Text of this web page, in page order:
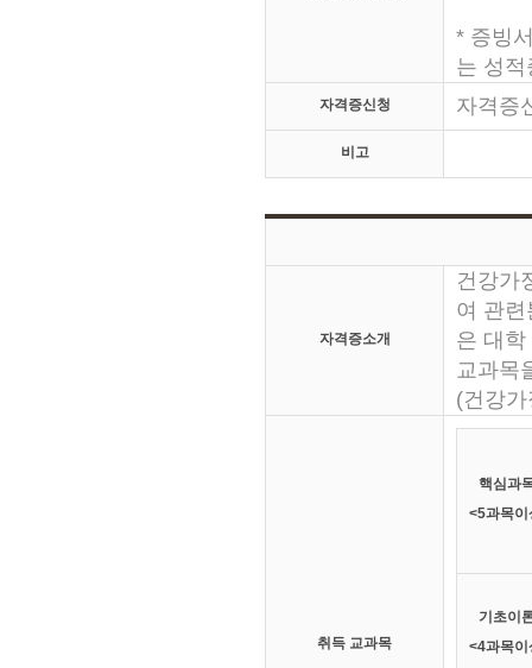
* 증빙
는 성
자격증신청 자격증
비고
자격증소개
건강가
여 관
은 대학
교과목
(건강
취득 교과목
핵심과
<5과목이
기초이
<4과목이